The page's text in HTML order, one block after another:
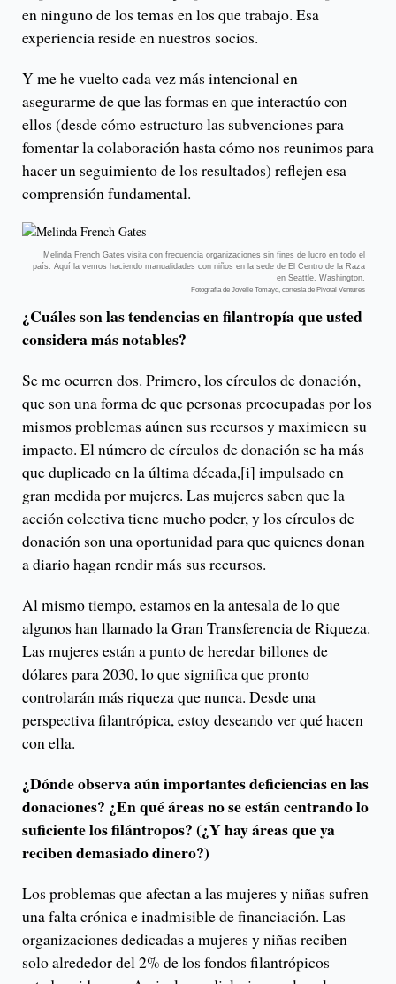
en ninguno de los temas en los que trabajo. Esa
experiencia reside en nuestros socios.
Y me he vuelto cada vez más intencional en
asegurarme de que las formas en que interactúo con
ellos (desde cómo estructuro las subvenciones para
fomentar la colaboración hasta cómo nos reunimos para
hacer un seguimiento de los resultados) reflejen esa
comprensión fundamental.
Melinda French Gates visita con frecuencia organizaciones sin fines de lucro en todo el
país. Aquí la vemos haciendo manualidades con niños en la sede de El Centro de la Raza
en Seattle, Washington.
Fotografía de Jovelle Tomayo, cortesía de Pivotal Ventures
¿Cuáles son las tendencias en filantropía que usted
considera más notables?
Se me ocurren dos. Primero, los círculos de donación,
que son una forma de que personas preocupadas por los
mismos problemas aúnen sus recursos y maximicen su
impacto. El número de círculos de donación se ha más
que duplicado en la última década,[i] impulsado en
gran medida por mujeres. Las mujeres saben que la
acción colectiva tiene mucho poder, y los círculos de
donación son una oportunidad para que quienes donan
a diario hagan rendir más sus recursos.
Al mismo tiempo, estamos en la antesala de lo que
algunos han llamado la Gran Transferencia de Riqueza.
Las mujeres están a punto de heredar billones de
dólares para 2030, lo que significa que pronto
controlarán más riqueza que nunca. Desde una
perspectiva filantrópica, estoy deseando ver qué hacen
con ella.
¿Dónde observa aún importantes deficiencias en las
donaciones? ¿En qué áreas no se están centrando lo
suficiente los filántropos? (¿Y hay áreas que ya
reciben demasiado dinero?)
Los problemas que afectan a las mujeres y niñas sufren
una falta crónica e inadmisible de financiación. Las
organizaciones dedicadas a mujeres y niñas reciben
solo alrededor del 2% de los fondos filantrópicos